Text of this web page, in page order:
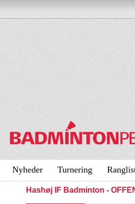
Nyheder Turnering
Hashøj IF Badminton -